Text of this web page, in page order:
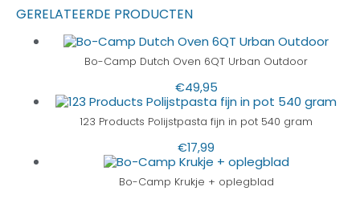
GERELATEERDE PRODUCTEN
Bo-Camp Dutch Oven 6QT Urban Outdoor
€49,95
123 Products Polijstpasta fijn in pot 540 gram
€17,99
Bo-Camp Krukje + oplegblad